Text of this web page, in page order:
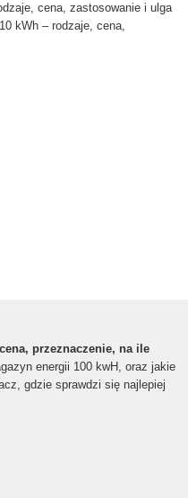
cena, zastosowanie i ulga
kWh – rodzaje, cena,
przeznaczenie, na ile
energii 100 kwH, oraz jakie
gdzie sprawdzi się najlepiej